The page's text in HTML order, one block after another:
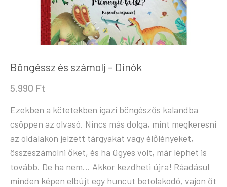
Böngéssz és számolj – Dinók
5.990 Ft
Ezekben a kötetekben igazi böngészős kalandba
csöppen az olvasó. Nincs más dolga, mint megkeresni
az oldalakon jelzett tárgyakat vagy élőlényeket,
összeszámolni őket, és ha ügyes volt, már léphet is
tovább. De ha nem… Akkor kezdheti újra! Ráadásul
minden képen elbújt egy huncut betolakodó, vajon őt